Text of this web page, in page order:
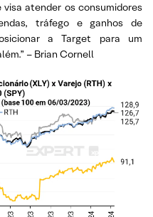
atender os consumidores
tráfego e ganhos de
a Target para um
– Brian Cornell